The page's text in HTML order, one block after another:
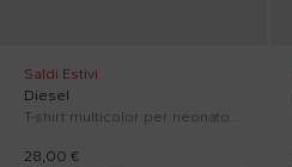
Saldi Estivi
Diesel
28,00 €